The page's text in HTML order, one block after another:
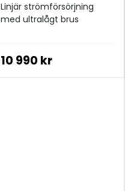
Linjär strömförsörjning
med ultralågt brus
10 990 kr